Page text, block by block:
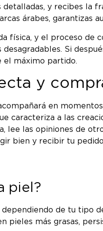
y recibes la
árabes, garantizas
física, y el proceso de
Si
el máximo partido.
y
en
caracteriza a las
las opiniones de
bien y recibir tu
piel?
dependiendo de tu
pieles más grasas,